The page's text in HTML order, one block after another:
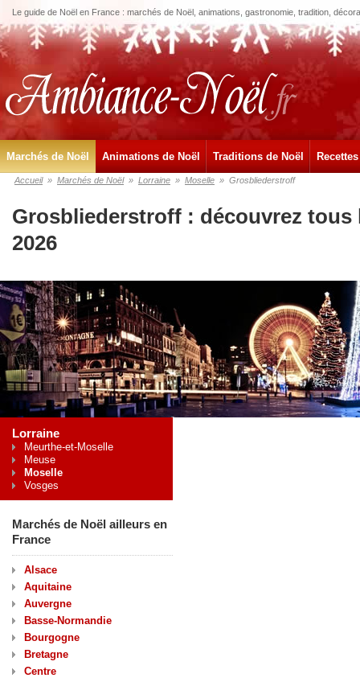
Le guide de Noël en France : marchés de Noël, animations, gastronomie, tradition,
Marchés de Noël Animations de Noël Traditions de Noël
Accueil » Marchés de Noël » Lorraine » Moselle » Grosbliederstroff
Grosbliederstroff : découvrez tous
2026
Lorraine
Meurthe-et-Moselle
Meuse
Moselle
Vosges
Marchés de Noël ailleurs en
France
Alsace
Aquitaine
Auvergne
Basse-Normandie
Bourgogne
Bretagne
Centre